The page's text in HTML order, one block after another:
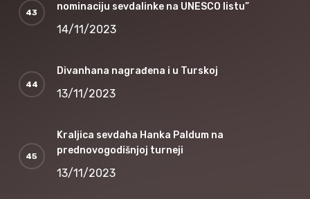
nominaciju sevdalinke na UNESCO listu”
14/11/2023
Divanhana nagrađena i u Turskoj
13/11/2023
Kraljica sevdaha Hanka Paldum na
prednovogodišnjoj turneji
13/11/2023